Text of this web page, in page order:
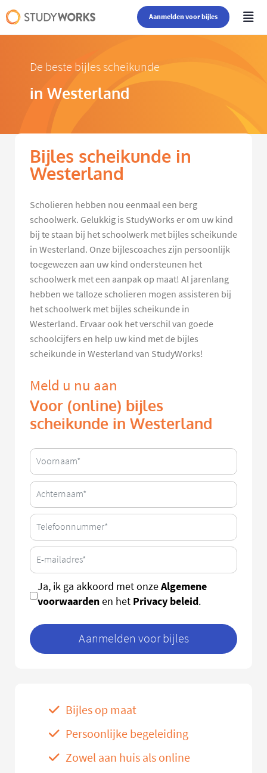
Aanmelden voor bijles
De beste bijles scheikunde
in Westerland
Bijles scheikunde in
Westerland
Scholieren hebben nou eenmaal een berg
schoolwerk. Gelukkig is StudyWorks er om uw kind
bij te staan bij het schoolwerk met bijles scheikunde
in Westerland. Onze bijlescoaches zijn persoonlijk
toegewezen aan uw kind ondersteunen het
schoolwerk met een aanpak op maat! Al jarenlang
hebben we talloze scholieren mogen assisteren bij
het schoolwerk met bijles scheikunde in
Westerland. Ervaar ook het verschil van goede
schoolcijfers en help uw kind met de bijles
scheikunde in Westerland van StudyWorks!
Meld u nu aan
Voor (online) bijles
scheikunde in Westerland
Ja, ik ga akkoord met onzeAlgemene
voorwaardenen het Privacy beleid.
Aanmelden voor bijles
Bijles op maat
Persoonlijke begeleiding
Zowel aan huis als online